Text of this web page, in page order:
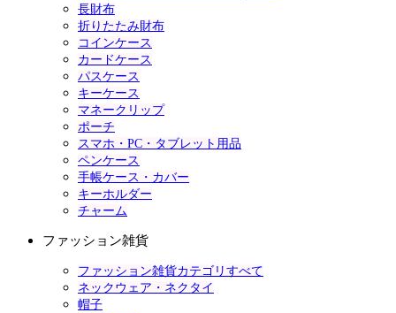
長財布
折りたたみ財布
コインケース
カードケース
パスケース
キーケース
マネークリップ
ポーチ
スマホ・PC・タブレット用品
ペンケース
手帳ケース・カバー
キーホルダー
チャーム
ファッション雑貨
ファッション雑貨カテゴリすべて
ネックウェア・ネクタイ
帽子